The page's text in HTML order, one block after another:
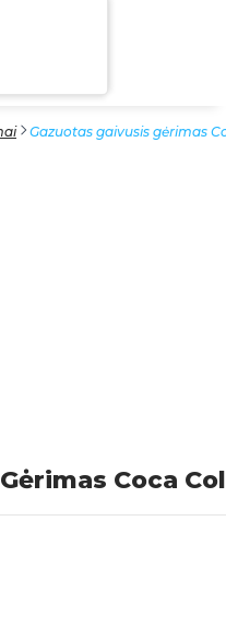
Gazuotas gaivusis gėrimas
Coca